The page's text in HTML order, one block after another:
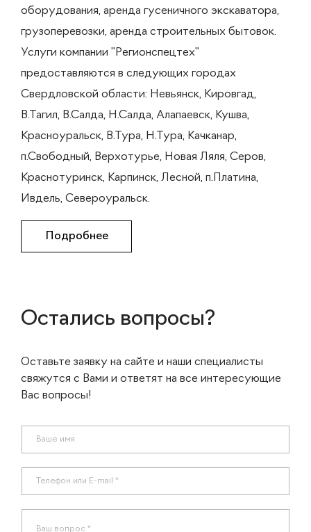
оборудования, аренда гусеничного экскаватора,
грузоперевозки, аренда строительных бытовок.
Услуги компании "Регионспецтех"
предоставляются в следующих городах
Свердловской области: Невьянск, Кировгад,
В.Тагил, В.Салда, Н.Салда, Алапаевск, Кушва,
Красноуральск, В.Тура, Н.Тура, Качканар,
п.Свободный, Верхотурье, Новая Ляля, Серов,
Краснотуринск, Карпинск, Лесной, п.Платина,
Ивдель, Североуральск.
Подробнее
Остались вопросы?
Оставьте заявку на сайте и наши специалисты
свяжутся с Вами и ответят на все интересующие
Вас вопросы!